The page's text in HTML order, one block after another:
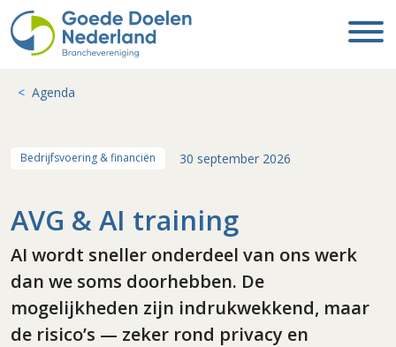
Agenda
Bedrijfsvoering & financiën 30 september 2026
AVG & AI training
AI wordt sneller onderdeel van ons werk
dan we soms doorhebben. De
mogelijkheden zijn indrukwekkend, maar
de risico’s — zeker rond privacy en